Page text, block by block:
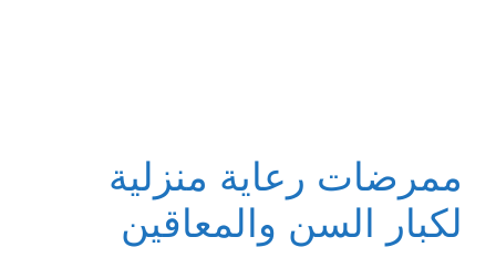
ممرضات رعاية منزلية
لكبار السن والمعاقين